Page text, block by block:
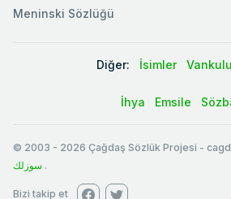
Meninski Sözlüğü
Diğer: İsimler Vankulu
İhya Emsile
© 2003 - 2026 Çağdaş Sözlük Projesi -
سوزلك .
Bizi takip et